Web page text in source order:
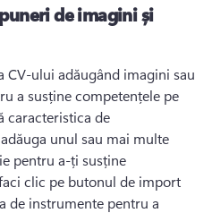
de imagini și
CV-ului adăugând imagini sau
a susține competențele pe
caracteristica de
unul sau mai multe
pentru a-ți susține
clic pe butonul de import
de instrumente pentru a